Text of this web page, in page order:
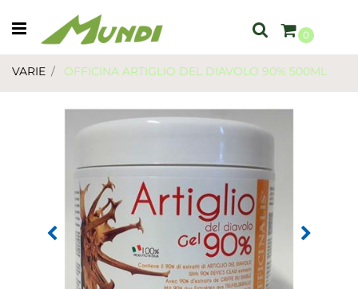
Open menu
0
VARIE OFFICINA ARTIGLIO DEL DIAVOLO 90% 500ML